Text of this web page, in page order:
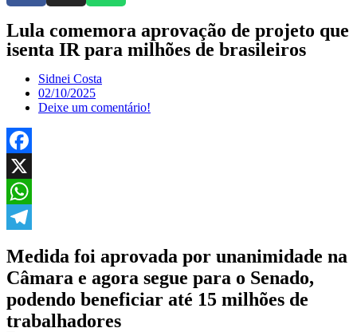
Lula comemora aprovação de projeto que
isenta IR para milhões de brasileiros
Sidnei Costa
02/10/2025
Deixe um comentário!
Facebook
X
WhatsApp
Medida foi aprovada por unanimidade na
Câmara e agora segue para o Senado,
podendo beneficiar até 15 milhões de
trabalhadores